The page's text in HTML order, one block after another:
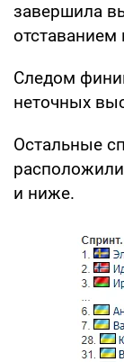
завершила
отставанием
Следом
неточных
Остальные
и ниже.